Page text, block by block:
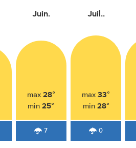
Juin.
max 28°
min25°
7
Juil..
max33°
min 28°
0